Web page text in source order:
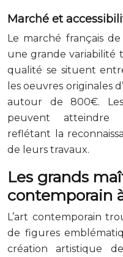
Marché et
Le marché français
une grande variabilité
qualité se situent
les oeuvres originales
autour de 800€. Les
peuvent atteindre
reflétant la
de leurs travaux.
Les grands
contemporain
L’art contemporain
de figures
création artistique